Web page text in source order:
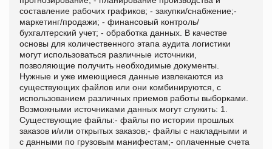
составление рабочих графиков; - закупки/снабжение;-
маркетинг/продажи; - финансовый контроль/
бухгалтерский учет; - обработка данных. В качестве
основы для количественного этапа аудита логистики
могут использоваться различные источники,
позволяющие получить необходимые документы.
Нужные и уже имеющиеся данные извлекаются из
существующих файлов или они комбинируются, с
использованием различных приемов работы выборками.
Возможными источниками данных могут служить: 1.
Существующие файлы:- файлы по истории прошлых
заказов и/или открытых заказов;- файлы с накладными и
с данными по грузовым манифестам;- оплаченные счета